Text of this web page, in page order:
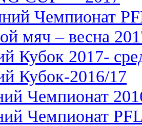
Чемпионат
мяч – весна
Кубок 2017-
Кубок-2016/17
Чемпионат
Чемпионат